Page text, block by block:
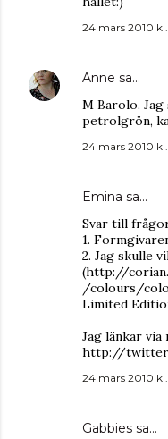
24 mars 2010 kl.
Anne sa…
M Barolo.
petrolgrön,
24 mars 2010 kl.
Emina sa…
Svar till
1.
2. Jag skulle
(http://
/colours/
Limited
Jag länkar
http://
24 mars 2010 kl.
Gabbies sa…